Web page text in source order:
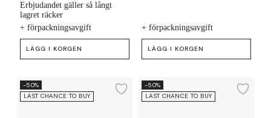
+ förpackningsavgift
Erbjudandet gäller så långt
lagret räcker
LÄGG I KORGEN
+ förpackningsavgift
LÄGG I KORGEN
Damastduk 150x270 cm
-50%
LAST CHANCE TO BUY
Lägg till i önskelista
Duk 150x320 cm
-50%
LAST CHANCE TO BUY